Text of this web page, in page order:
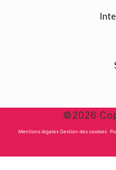
©2026
Mentions légales Gestion des cookies